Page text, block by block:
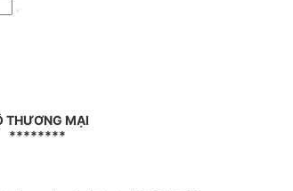
THƯƠNG MẠI
********